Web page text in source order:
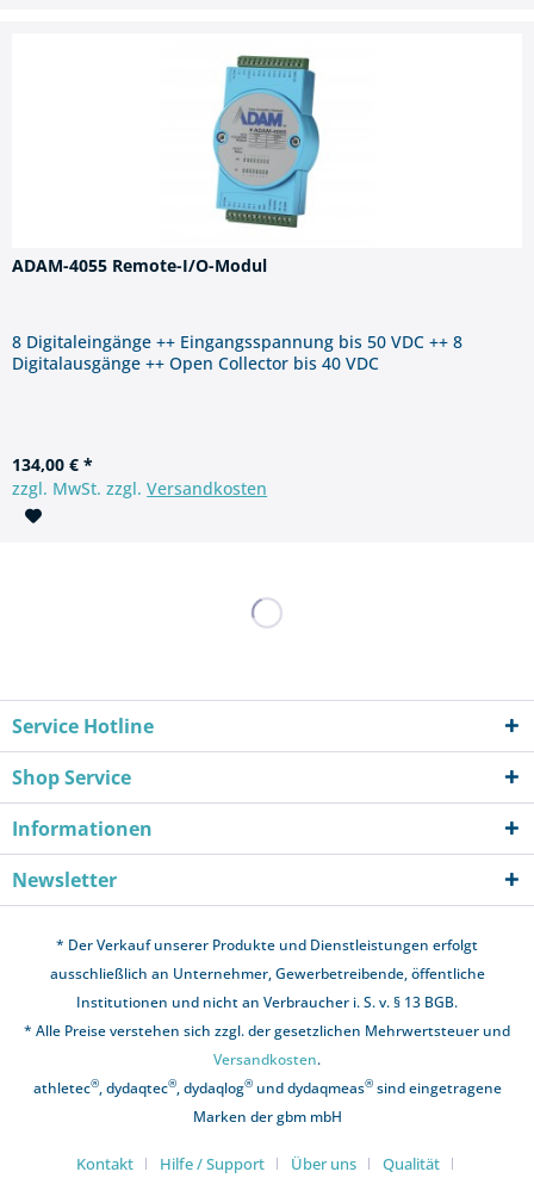
ADAM-4055 Remote-I/O-Modul
8 Digitaleingänge ++ Eingangsspannung bis 50 VDC ++ 8
Digitalausgänge ++ Open Collector bis 40 VDC
134,00 € *
zzgl. MwSt. zzgl.Versandkosten
Service Hotline
Shop Service
Informationen
Newsletter
* Der Verkauf unserer Produkte und Dienstleistungen erfolgt
ausschließlich an Unternehmer, Gewerbetreibende, öffentliche
Institutionen und nicht an Verbraucher i. S. v. § 13 BGB.
* Alle Preise verstehen sich zzgl. der gesetzlichen Mehrwertsteuer und
Versandkosten.
athletec®, dydaqtec®, dydaqlog®und dydaqmeas®sind eingetragene
Marken der gbm mbH
Kontakt Hilfe / Support Über uns Qualität